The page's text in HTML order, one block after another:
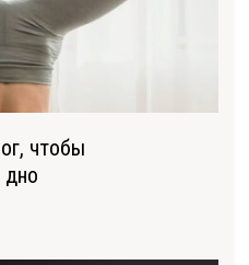
чтобы
дно